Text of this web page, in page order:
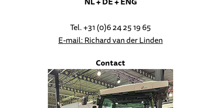
Tel. +31 (0)6 24 25 19 65
E-mail: Richard van der Linden
Contact